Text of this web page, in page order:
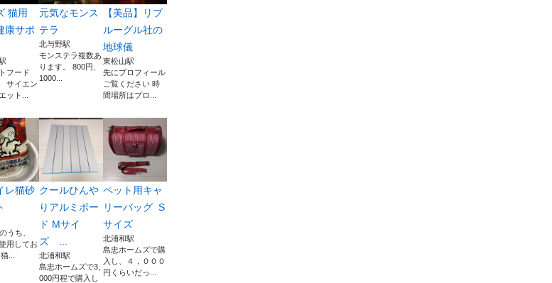
猫用
康サポ
フード
サイエン
ット...
元気なモンス
テラ
北与野駅
モンステラ複数あ
ります。 800円、
1000...
【美品】リプ
ルーグル社の
地球儀
東松山駅
先にプロフィール
ご覧ください 時
間場所はプロ...
レ猫砂
うち、
用してお
...
クールひんや
りアルミボー
ド Mサイ
ズ ...
北浦和駅
島忠ホームズで3,
000円程で購入し
ペット用キャ
リーバッグ S
サイズ
北浦和駅
島忠ホームズで購
入し、４，０００
円くらいだっ...